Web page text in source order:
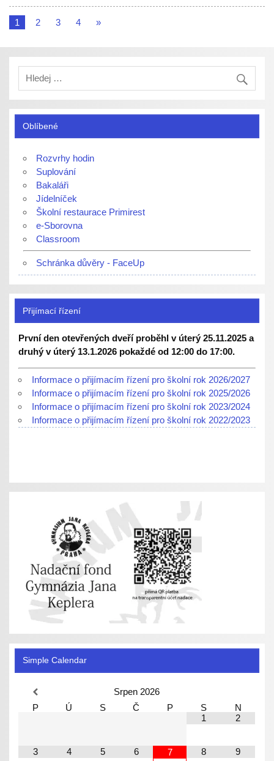
1 2 3 4 »
Oblíbené
Rozvrhy hodin
Suplování
Bakaláři
Jídelníček
Školní restaurace Primirest
e-Sborovna
Classroom
Schránka důvěry - FaceUp
Přijímací řízení
První den otevřených dveří proběhl v úterý 25.11.2025 a
druhý v úterý 13.1.2026 pokaždé od 12:00 do 17:00.
Informace o přijímacím řízení pro školní rok 2026/2027
Informace o přijímacím řízení pro školní rok 2025/2026
Informace o přijímacím řízení pro školní rok 2023/2024
Informace o přijímacím řízení pro školní rok 2022/2023
Simple Calendar
Srpen 2026
P
Ú S Č P S
N
1
2
3 4 5 6 7 8 9